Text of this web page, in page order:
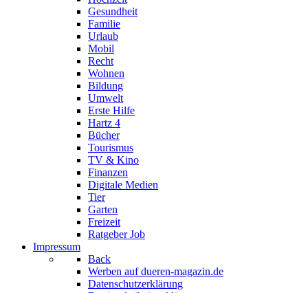
Gesundheit
Familie
Urlaub
Mobil
Recht
Wohnen
Bildung
Umwelt
Erste Hilfe
Hartz 4
Bücher
Tourismus
TV & Kino
Finanzen
Digitale Medien
Tier
Garten
Freizeit
Ratgeber Job
Impressum
Back
Werben auf dueren-magazin.de
Datenschutzerklärung